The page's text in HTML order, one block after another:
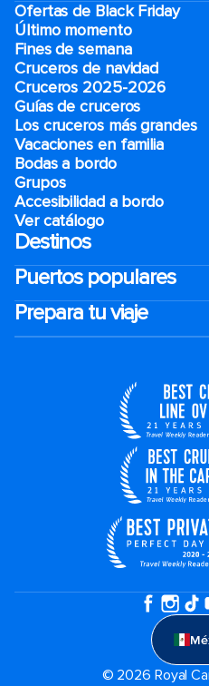
Ofertas de Black Friday
Último momento
Fines de semana
Cruceros de navidad
Cruceros 2025-2026
Guías de cruceros
Los cruceros más grandes
Vacaciones en familia
Bodas a bordo
Grupos
Accesibilidad a bordo
Ver catálogo
Destinos
Puertos populares
Prepara tu viaje
© 2026 Royal